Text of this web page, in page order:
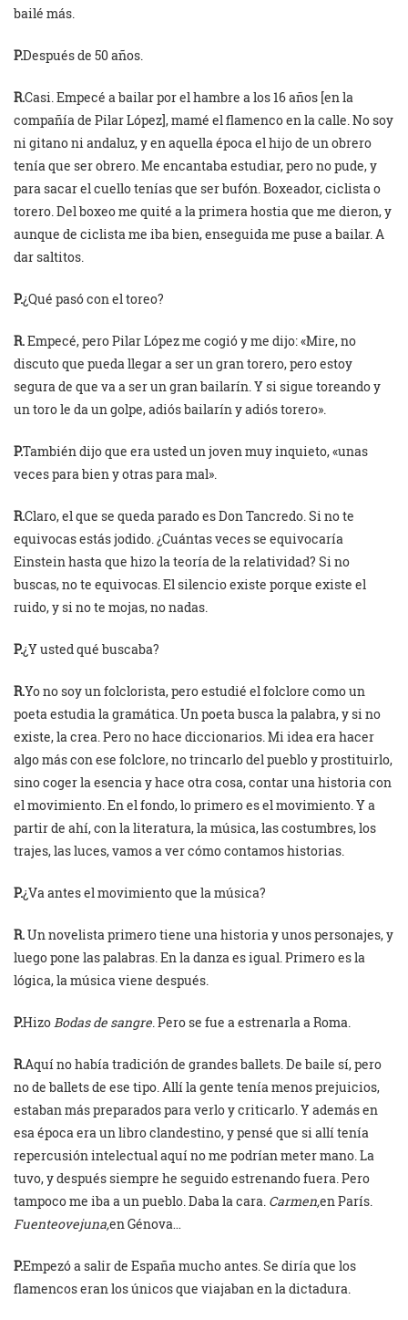
bailé más.
P.Después de 50 años.
R.Casi. Empecé a bailar por el hambre a los 16 años [en la
compañía de Pilar López], mamé el flamenco en la calle. No soy
ni gitano ni andaluz, y en aquella época el hijo de un obrero
tenía que ser obrero. Me encantaba estudiar, pero no pude, y
para sacar el cuello tenías que ser bufón. Boxeador, ciclista o
torero. Del boxeo me quité a la primera hostia que me dieron, y
aunque de ciclista me iba bien, enseguida me puse a bailar. A
dar saltitos.
P.¿Qué pasó con el toreo?
R.Empecé, pero Pilar López me cogió y me dijo: «Mire, no
discuto que pueda llegar a ser un gran torero, pero estoy
segura de que va a ser un gran bailarín. Y si sigue toreando y
un toro le da un golpe, adiós bailarín y adiós torero».
P.También dijo que era usted un joven muy inquieto, «unas
veces para bien y otras para mal».
R.Claro, el que se queda parado es Don Tancredo. Si no te
equivocas estás jodido. ¿Cuántas veces se equivocaría
Einstein hasta que hizo la teoría de la relatividad? Si no
buscas, no te equivocas. El silencio existe porque existe el
ruido, y si no te mojas, no nadas.
P.¿Y usted qué buscaba?
R.Yo no soy un folclorista, pero estudié el folclore como un
poeta estudia la gramática. Un poeta busca la palabra, y si no
existe, la crea. Pero no hace diccionarios. Mi idea era hacer
algo más con ese folclore, no trincarlo del pueblo y prostituirlo,
sino coger la esencia y hace otra cosa, contar una historia con
el movimiento. En el fondo, lo primero es el movimiento. Y a
partir de ahí, con la literatura, la música, las costumbres, los
trajes, las luces, vamos a ver cómo contamos historias.
P.¿Va antes el movimiento que la música?
R.Un novelista primero tiene una historia y unos personajes, y
luego pone las palabras. En la danza es igual. Primero es la
lógica, la música viene después.
P.Hizo Bodas de sangre . Pero se fue a estrenarla a Roma.
R.Aquí no había tradición de grandes ballets. De baile sí, pero
no de ballets de ese tipo. Allí la gente tenía menos prejuicios,
estaban más preparados para verlo y criticarlo. Y además en
esa época era un libro clandestino, y pensé que si allí tenía
repercusión intelectual aquí no me podrían meter mano. La
tuvo, y después siempre he seguido estrenando fuera. Pero
tampoco me iba a un pueblo. Daba la cara. Carmen,en París.
Fuenteovejuna,en Génova…
P.Empezó a salir de España mucho antes. Se diría que los
flamencos eran los únicos que viajaban en la dictadura.